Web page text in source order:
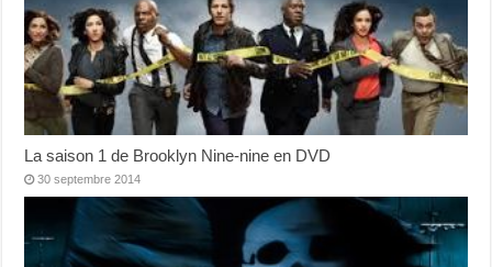
La saison 1 de Brooklyn Nine-nine en DVD
30 septembre 2014